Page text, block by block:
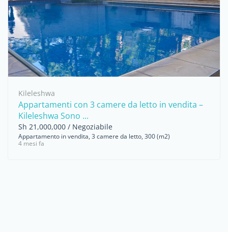
Kileleshwa
Appartamenti con 3 camere da letto in vendita –
Kileleshwa Sono ...
Sh 21,000,000 / Negoziabile
Appartamento in vendita, 3 camere da letto, 300 (m2)
4 mesi fa